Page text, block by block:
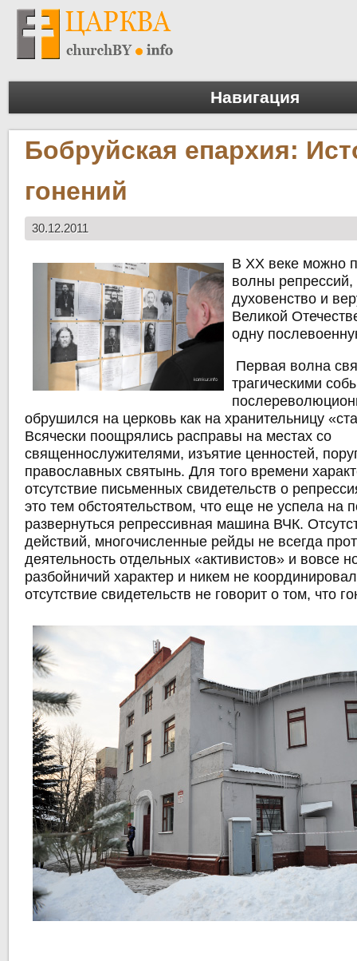
Навигация
Бобруйская епархия:
гонений
30.12.2011
В ХХ веке можно
волны
духовенство и
Великой
одну
Первая волна
трагическими
обрушился на церковь как на хранительницу
Всячески поощрялись расправы на местах со
священнослужителями, изъятие ценностей,
православных святынь. Для того времени
отсутствие письменных свидетельств о
это тем обстоятельством, что еще не успела на
развернуться репрессивная машина ВЧК.
действий, многочисленные рейды не всегда
деятельность отдельных «активистов» и вовсе
разбойничий характер и никем не
отсутствие свидетельств не говорит о том, что